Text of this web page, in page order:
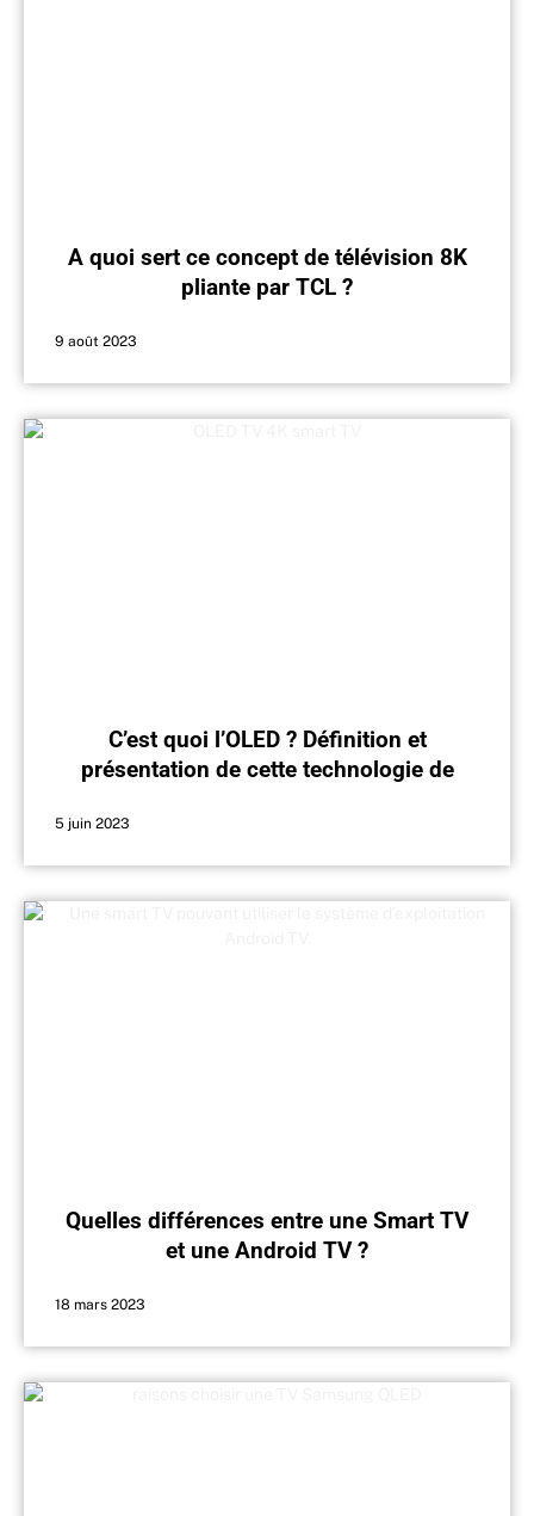
A quoi sert ce concept de télévision 8K
pliante par TCL ?
9 août 2023
C’est quoi l’OLED ? Définition et
présentation de cette technologie de
5 juin 2023
Quelles différences entre une Smart TV
et une Android TV ?
18 mars 2023